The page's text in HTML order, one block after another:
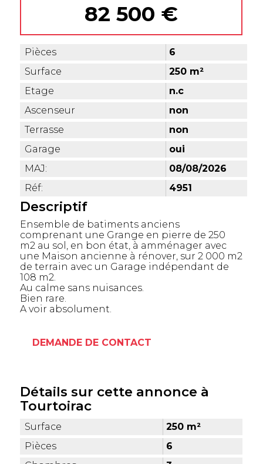
82 500 €
Pièces
6
Surface
250 m²
Etage
n.c
Ascenseur
non
Terrasse
non
Garage
oui
MAJ:
08/08/2026
Réf:
4951
Descriptif
Ensemble de batiments anciens
comprenant une Grange en pierre de 250
m2 au sol, en bon état, à amménager avec
une Maison ancienne à rénover, sur 2 000 m2
de terrain avec un Garage indépendant de
108 m2.
Au calme sans nuisances.
Bien rare.
A voir absolument.
DEMANDE DE CONTACT
Détails sur cette annonce à
Tourtoirac
Surface
250 m²
Pièces
6